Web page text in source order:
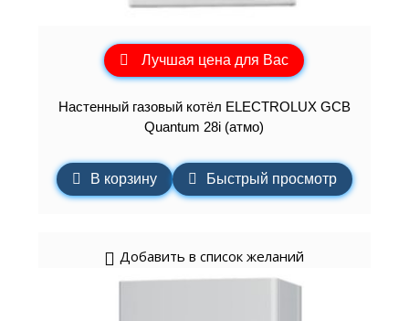
Лучшая цена для Вас
Настенный газовый котёл ELECTROLUX GCB
Quantum 28i (атмо)
В корзину Быстрый просмотр
Добавить в список желаний